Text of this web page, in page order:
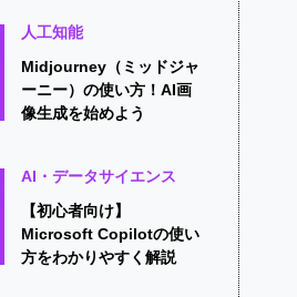
人工知能
Midjourney（ミッドジャ
ーニー）の使い方！AI画
像生成を始めよう
AI・データサイエンス
【初心者向け】
Microsoft Copilotの使い
方をわかりやすく解説